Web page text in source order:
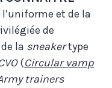
et de la
de
la sneakertype
(Circular vamp
trainers